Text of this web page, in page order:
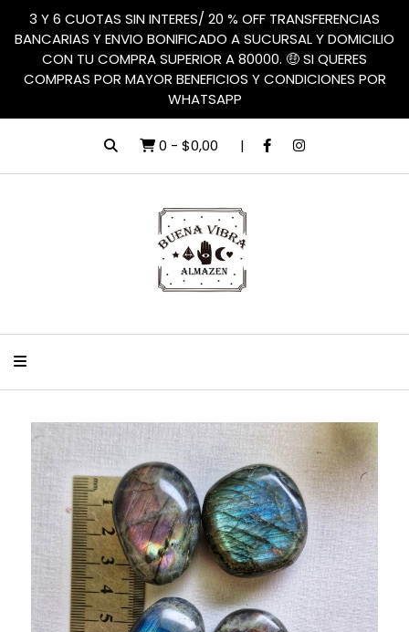
3 Y 6 CUOTAS SIN INTERES/ 20 % OFF TRANSFERENCIAS
BANCARIAS Y ENVIO BONIFICADO A SUCURSAL Y DOMICILIO
CON TU COMPRA SUPERIOR A 80000. 🤑 SI QUERES
COMPRAS POR MAYOR BENEFICIOS Y CONDICIONES POR
WHATSAPP
0 - $0,00